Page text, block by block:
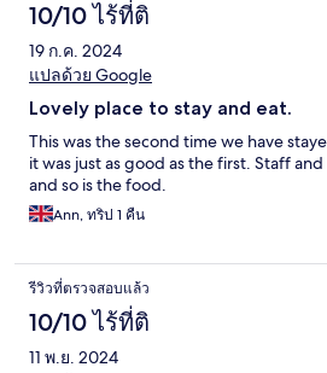
10/10 ไร้ที่ติ
19 ก.ค. 2024
แปลด้วย Google
Lovely place to stay and eat.
This was the second time we have
it was just as good as the first. Staff
and so is the food.
Ann, ทริป 1 คืน
รีวิวที่ตรวจสอบแล้ว
10/10 ไร้ที่ติ
11 พ.ย. 2024